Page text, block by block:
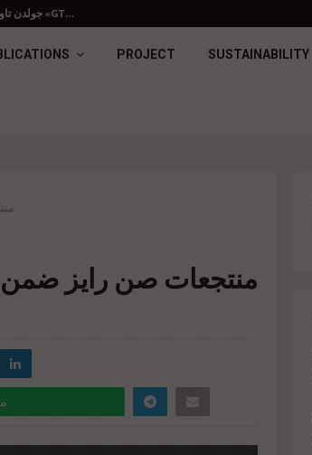
جولدن تاون تبدأ أعمال الإنشاءات بمشروع «GT…
PROJECT SUSTAINABILITY
منتجعات صن رايز ضمن أفضل ١٠٠
" href="#">